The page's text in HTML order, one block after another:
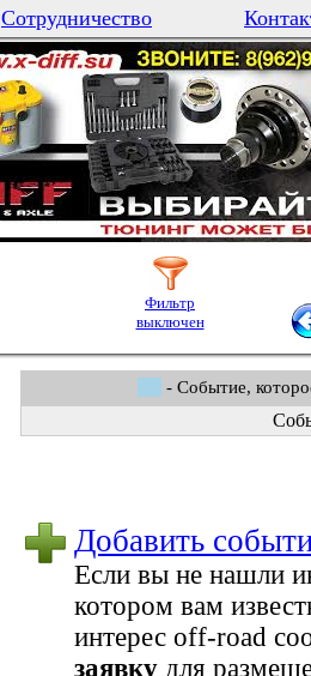
Сотрудничество
Фильтр
выключен
- Событие,
Добавить
Если вы не нашли
котором вам
интерес оff-road
заявку для